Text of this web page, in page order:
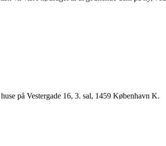
på Vestergade 16, 3. sal, 1459 København K.